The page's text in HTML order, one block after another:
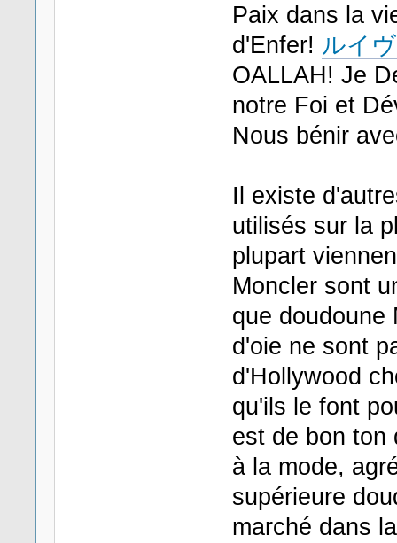
Paix dans la
d'Enfer! ルイ
OALLAH! Je
notre Foi et
Nous bénir
Il existe
utilisés sur la
plupart
Moncler sont
que doudoune
d'oie ne sont
d'Hollywood
qu'ils le font
est de bon ton
à la mode,
supérieure
marché dans